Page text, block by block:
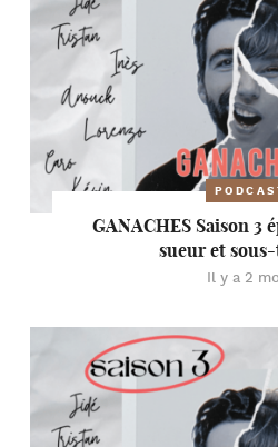
GANACHES Saison 3
sueur et
Il y a 2